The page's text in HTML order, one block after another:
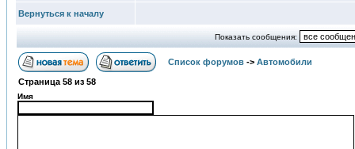
Вернуться к началу
Показать сообщения:
Список форумов -> Автомобили
Страница 58 из 58
Имя